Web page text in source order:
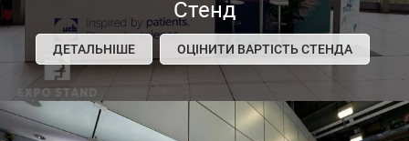
Стенд
ДЕТАЛЬНІШЕ ОЦІНИТИ ВАРТІСТЬ СТЕНДА